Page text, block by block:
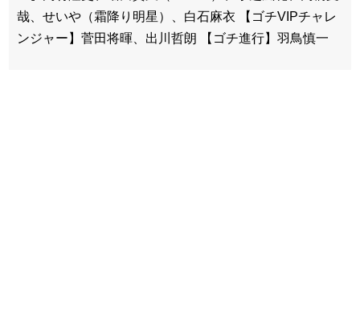
哉、せいや（霜降り明星）、白石麻衣 【ゴチVIPチャレ
ンジャー】菅田将暉、出川哲朗 【ゴチ進行】羽鳥慎一